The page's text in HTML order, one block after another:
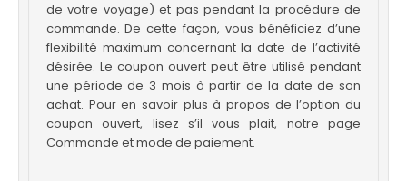
de votre voyage) et pas pendant la procédure de
commande. De cette façon, vous bénéficiez d’une
flexibilité maximum concernant la date de l’activité
désirée. Le coupon ouvert peut être utilisé pendant
une période de 3 mois à partir de la date de son
achat. Pour en savoir plus à propos de l’option du
coupon ouvert, lisez s’il vous plait, notre page
Commande et mode de paiement.